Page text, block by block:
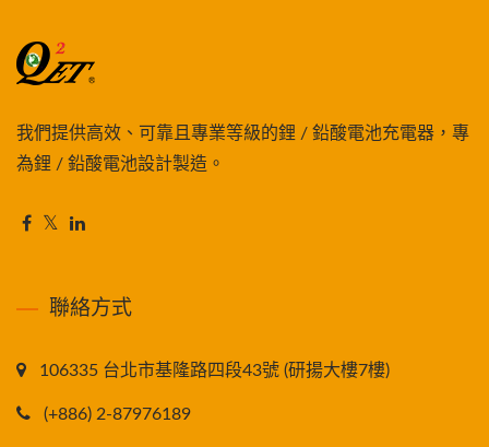
我們提供高效、可靠且專業等級的鋰 / 鉛酸電池充電器，專
為鋰 / 鉛酸電池設計製造。
聯絡方式
106335 台北市基隆路四段43號 (研揚大樓7樓)
(+886) 2-87976189